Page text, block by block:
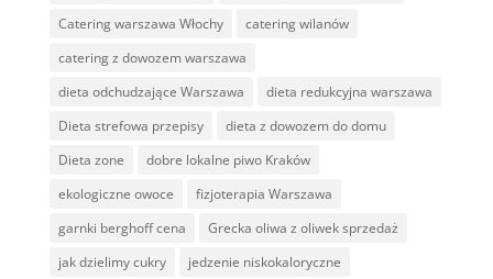
Catering warszawa Włochy
catering wilanów
catering z dowozem warszawa
dieta odchudzające Warszawa
dieta redukcyjna warszawa
Dieta strefowa przepisy
dieta z dowozem do domu
Dieta zone
dobre lokalne piwo Kraków
ekologiczne owoce
fizjoterapia Warszawa
garnki berghoff cena
Grecka oliwa z oliwek sprzedaż
jak dzielimy cukry
jedzenie niskokaloryczne